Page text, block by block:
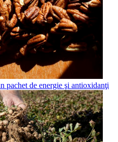
pachet de energie şi antioxidanţi